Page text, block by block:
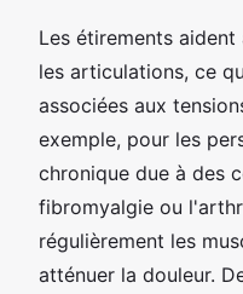
Les étirements aident
les articulations, ce
associées aux
exemple, pour les
chronique due à des
fibromyalgie ou
régulièrement les
atténuer la douleur.